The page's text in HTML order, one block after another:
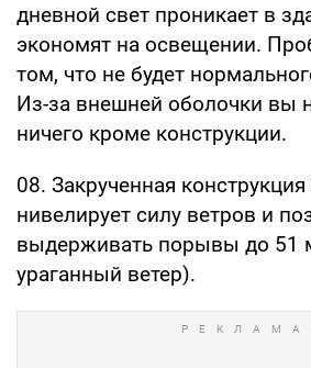
дневной свет проникает в
экономят на освещении.
том, что не будет
Из-за внешней оболочки вы
ничего кроме конструкции.
08. Закрученная
нивелирует силу ветров и
выдерживать порывы до 51
ураганный ветер).